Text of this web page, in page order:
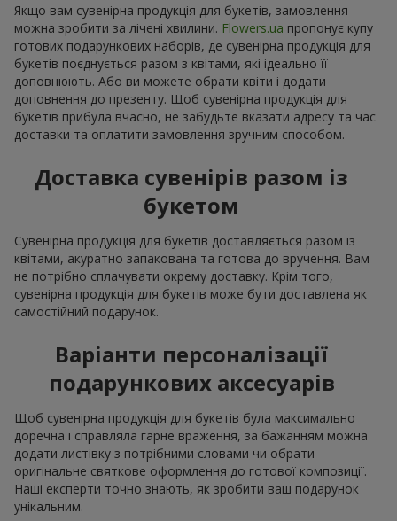
Якщо вам сувенірна продукція для букетів, замовлення
можна зробити за лічені хвилини. Flowers.ua пропонує купу
готових подарункових наборів, де сувенірна продукція для
букетів поєднується разом з квітами, які ідеально її
доповнюють. Або ви можете обрати квіти і додати
доповнення до презенту. Щоб сувенірна продукція для
букетів прибула вчасно, не забудьте вказати адресу та час
доставки та оплатити замовлення зручним способом.
Доставка сувенірів разом із
букетом
Сувенірна продукція для букетів доставляється разом із
квітами, акуратно запакована та готова до вручення. Вам
не потрібно сплачувати окрему доставку. Крім того,
сувенірна продукція для букетів може бути доставлена як
самостійний подарунок.
Варіанти персоналізації
подарункових аксесуарів
Щоб сувенірна продукція для букетів була максимально
доречна і справляла гарне враження, за бажанням можна
додати листівку з потрібними словами чи обрати
оригінальне святкове оформлення до готової композиції.
Наші експерти точно знають, як зробити ваш подарунок
унікальним.